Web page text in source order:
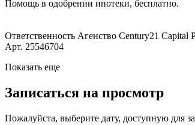
Помощь в одобрении ипотеки, бесплатно.
Ответственность Агенство Century21 Capital
Арт. 25546704
Показать еще
Записаться на просмотр
Пожалуйста, выберите дату, доступную для